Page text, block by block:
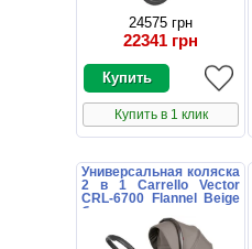
24575 грн
22341 грн
Купить в 1 клик
Универсальная коляска
2 в 1 Carrello Vector
CRL-6700 Flannel Beige
бежевая с дождевиком